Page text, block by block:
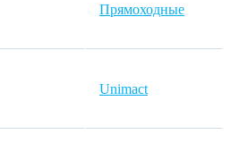
Прямоходные
Unimact